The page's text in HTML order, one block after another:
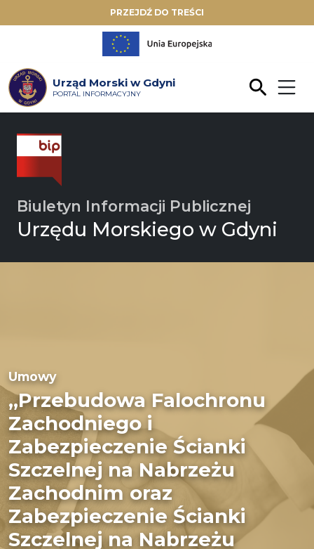
PRZEJDŹ DO TREŚCI
Urząd Morski w Gdyni
PORTAL INFORMACYJNY
Biuletyn Informacji Publicznej
Urzędu Morskiego w Gdyni
Umowy
„Przebudowa Falochronu
Zachodniego i
Zabezpieczenie Ścianki
Szczelnej na Nabrzeżu
Zachodnim oraz
Zabezpieczenie Ścianki
Szczelnej na Nabrzeżu